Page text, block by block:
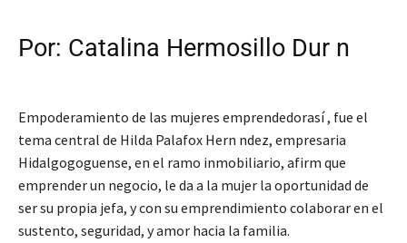
Por: Catalina Hermosillo Dur n
Empoderamiento de las mujeres emprendedorasí , fue el
tema central de Hilda Palafox Hern ndez, empresaria
Hidalgogoguense, en el ramo inmobiliario, afirm que
emprender un negocio, le da a la mujer la oportunidad de
ser su propia jefa, y con su emprendimiento colaborar en el
sustento, seguridad, y amor hacia la familia.